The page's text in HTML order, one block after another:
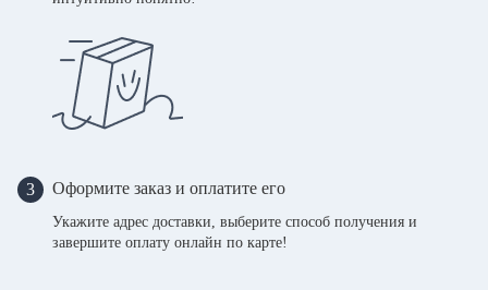
3 Оформите заказ и оплатите его
Укажите адрес доставки, выберите способ получения и
завершите оплату онлайн по карте!